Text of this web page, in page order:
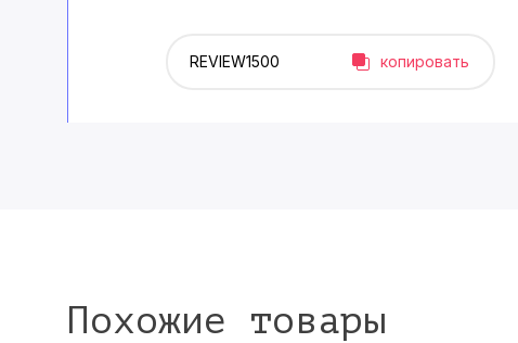
копировать
Похожие товары